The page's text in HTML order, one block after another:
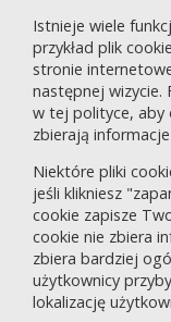
Istnieje wiele
przykład plik
stronie
następnej wizycie.
w tej polityce, aby
zbierają
Niektóre pliki
jeśli klikniesz
cookie zapisze
cookie nie zbiera
zbiera bardziej
użytkownicy
lokalizację